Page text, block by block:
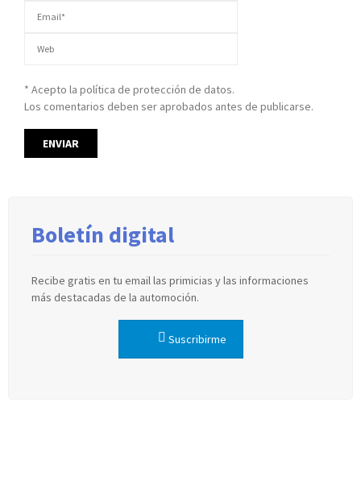
* Acepto la política de protección de datos.
Los comentarios deben ser aprobados antes de publicarse.
Boletín digital
Recibe gratis en tu email las primicias y las informaciones
más destacadas de la automoción.
Suscribirme